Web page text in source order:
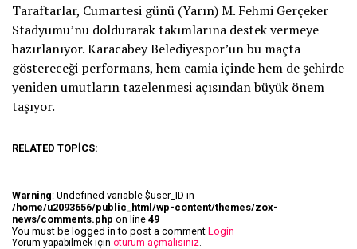
Taraftarlar, Cumartesi günü (Yarın) M. Fehmi Gerçeker
Stadyumu’nu doldurarak takımlarına destek vermeye
hazırlanıyor. Karacabey Belediyespor’un bu maçta
göstereceği performans, hem camia içinde hem de şehirde
yeniden umutların tazelenmesi açısından büyük önem
taşıyor.
RELATED TOPICS:
Warning: Undefined variable $user_ID in
/home/u2093656/public_html/wp-content/themes/zox-
news/comments.php on line 49
You must be logged in to post a comment Login
Yorum yapabilmek için oturum açmalısınız